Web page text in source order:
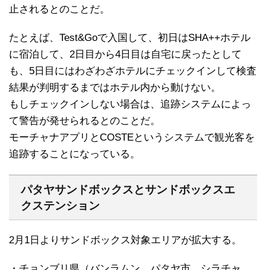
止されるとのことだ。
たとえば、Test&Goで入国して、初日はSHA++ホテル
に宿泊して、2日目から4日目は自宅に戻ったとして
も、5日目にはわざわざホテルにチェックインして検査
結果が判明するまではホテル内から動けない。
もしチェックインしない場合は、追跡システムによっ
て警告が発せられるとのことだ。
モーチャナアプリとCOSTEというシステムで観光客を
追跡することになっている。
パタヤサンドボックスとサンドボックスエ
クステンション
2月1日よりサンドボックス対象エリアが拡大する。